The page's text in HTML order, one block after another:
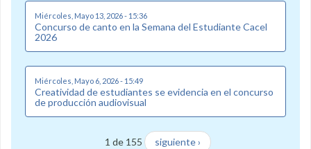
Miércoles, Mayo 13, 2026 - 15:36
Concurso de canto en la Semana del Estudiante Cacel
2026
Miércoles, Mayo 6, 2026 - 15:49
Creatividad de estudiantes se evidencia en el concurso
de producción audiovisual
1 de 155 siguiente ›